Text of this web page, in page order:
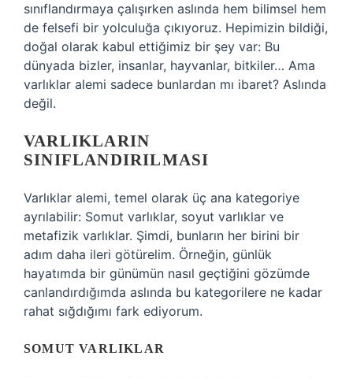
sınıflandırmaya çalışırken aslında hem bilimsel hem
de felsefi bir yolculuğa çıkıyoruz. Hepimizin bildiği,
doğal olarak kabul ettiğimiz bir şey var: Bu
dünyada bizler, insanlar, hayvanlar, bitkiler… Ama
varlıklar alemi sadece bunlardan mı ibaret? Aslında
değil.
VARLIKLARIN
SINIFLANDIRILMASI
Varlıklar alemi, temel olarak üç ana kategoriye
ayrılabilir: Somut varlıklar, soyut varlıklar ve
metafizik varlıklar. Şimdi, bunların her birini bir
adım daha ileri götürelim. Örneğin, günlük
hayatımda bir günümün nasıl geçtiğini gözümde
canlandırdığımda aslında bu kategorilere ne kadar
rahat sığdığımı fark ediyorum.
SOMUT VARLIKLAR